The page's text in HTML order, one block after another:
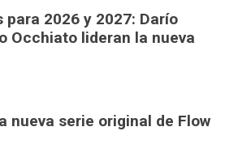
2026 y 2027: Darío
Occhiato lideran la nueva
nueva serie original de Flow